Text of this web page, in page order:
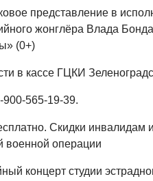
представление в
жонглёра Влада
(0+)
в кассе ГЦКИ
565-19-39.
Скидки инвалидам
военной операции
концерт студии